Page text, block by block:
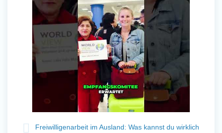
Freiwilligenarbeit im Ausland: Was kannst du wirklich